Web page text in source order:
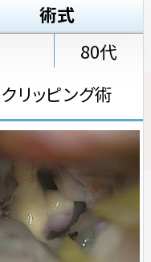
術式
80代
クリッピング術